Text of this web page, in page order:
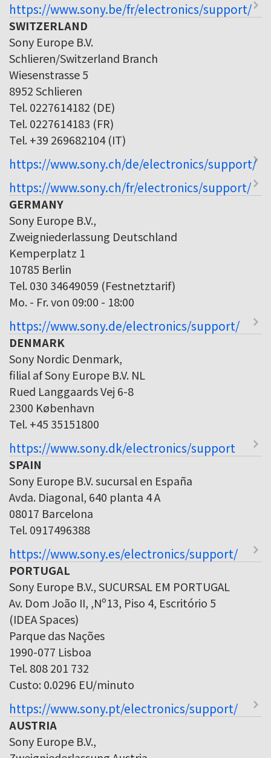
https://www.sony.be/fr/electronics/support/
SWITZERLAND
Sony Europe B.V.
Schlieren/Switzerland Branch
Wiesenstrasse 5
8952 Schlieren
Tel. 0227614182 (DE)
Tel. 0227614183 (FR)
Tel. +39 269682104 (IT)
https://www.sony.ch/de/electronics/support/
https://www.sony.ch/fr/electronics/support/
GERMANY
Sony Europe B.V.,
Zweigniederlassung Deutschland
Kemperplatz 1
10785 Berlin
Tel. 030 34649059 (Festnetztarif)
Mo. - Fr. von 09:00 - 18:00
https://www.sony.de/electronics/support/
DENMARK
Sony Nordic Denmark,
filial af Sony Europe B.V. NL
Rued Langgaards Vej 6-8
2300 København
Tel. +45 35151800
https://www.sony.dk/electronics/support
SPAIN
Sony Europe B.V. sucursal en España
Avda. Diagonal, 640 planta 4 A
08017 Barcelona
Tel. 0917496388
https://www.sony.es/electronics/support/
PORTUGAL
Sony Europe B.V., SUCURSAL EM PORTUGAL
Av. Dom João II, ,Nº13, Piso 4, Escritório 5
(IDEA Spaces)
Parque das Nações
1990-077 Lisboa
Tel. 808 201 732
Custo: 0.0296 EU/minuto
https://www.sony.pt/electronics/support/
AUSTRIA
Sony Europe B.V.,